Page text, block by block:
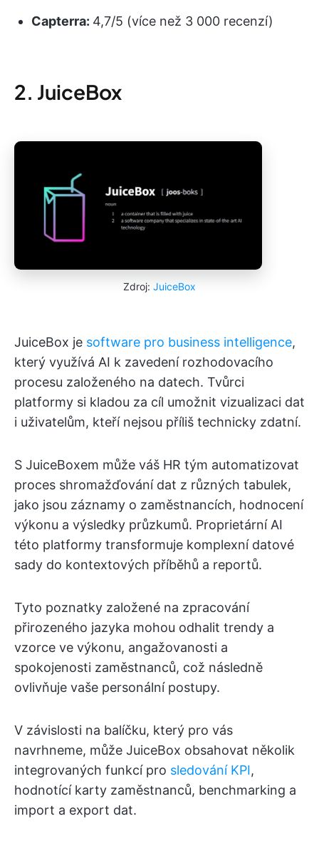
Capterra: 4,7/5 (více než 3 000 recenzí)
2. JuiceBox
Zdroj: JuiceBox
JuiceBox je software pro business intelligence,
který využívá AI k zavedení rozhodovacího
procesu založeného na datech. Tvůrci
platformy si kladou za cíl umožnit vizualizaci dat
i uživatelům, kteří nejsou příliš technicky zdatní.
S JuiceBoxem může váš HR tým automatizovat
proces shromažďování dat z různých tabulek,
jako jsou záznamy o zaměstnancích, hodnocení
výkonu a výsledky průzkumů. Proprietární AI
této platformy transformuje komplexní datové
sady do kontextových příběhů a reportů.
Tyto poznatky založené na zpracování
přirozeného jazyka mohou odhalit trendy a
vzorce ve výkonu, angažovanosti a
spokojenosti zaměstnanců, což následně
ovlivňuje vaše personální postupy.
V závislosti na balíčku, který pro vás
navrhneme, může JuiceBox obsahovat několik
integrovaných funkcí pro sledování KPI,
hodnotící karty zaměstnanců, benchmarking a
import a export dat.